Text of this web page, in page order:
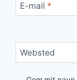
E-mail *
Websted